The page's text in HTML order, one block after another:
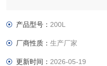
产品型号： 200L
厂商性质：生产厂家
更新时间： 2026-05-19